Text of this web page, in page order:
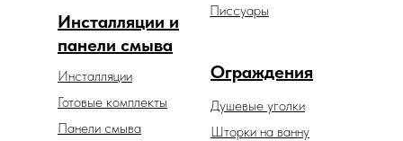
Ограждения
Душевые уголки
Шторки на ванну
Инсталляции и
панели смыва
Инсталляции
Готовые комплекты
Панели смыва
Писсуары